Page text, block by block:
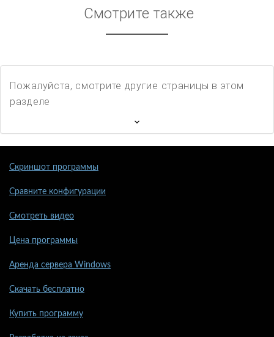
Смотрите также
Пожалуйста, смотрите другие страницы в этом
разделе
Скриншот программы
Сравните конфигурации
Смотреть видео
Цена программы
Аренда сервера Windows
Скачать бесплатно
Купить программу